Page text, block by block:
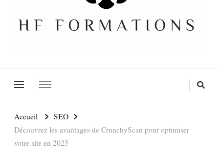
Accueil
SEO
Découvrez les avantages de CrunchyScan pour optimiser
votre site en 2025